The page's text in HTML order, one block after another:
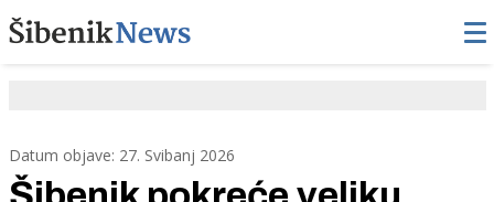
Datum objave: 27. Svibanj 2026